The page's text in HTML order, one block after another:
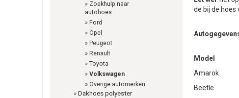
» Zoekhulp naar
autohoes
» Ford
» Opel
» Peugeot
» Renault
» Toyota
» Volkswagen
» Overige automerken
»Dakhoes polyester
de bij de hoes
Model
Amarok
Beetle